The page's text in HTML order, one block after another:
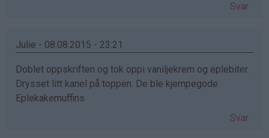
Svar
Julie - 08.08.2015 - 23:21
Doblet oppskriften og tok oppi vaniljekrem og eplebiter.
Drysset litt kanel på toppen. De ble kjempegode
Eplekakemuffins
Svar